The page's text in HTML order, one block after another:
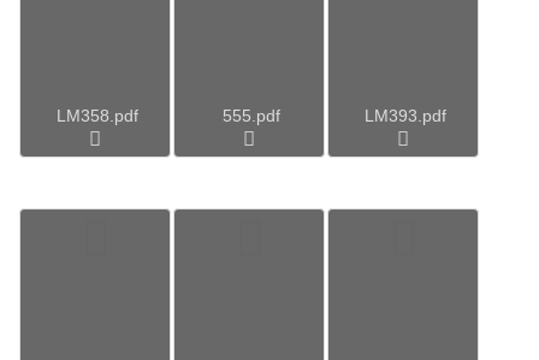
LM358.pdf 555.pdf LM393.pdf